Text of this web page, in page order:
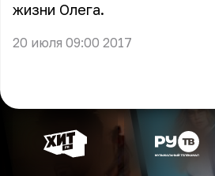
жизни Олега.
20 июля 09:00 2017